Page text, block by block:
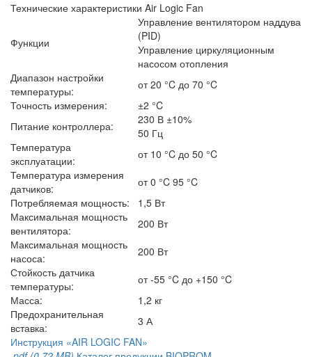
Технические характеристики Air Logic Fan
Функции
Управление вентилятором наддува
(PID)
Управление циркуляционным
насосом отопления
Диапазон настройки
температуры:
от 20 °C до 70 °C
Точность измерения:
±2 °C
Питание контроллера:
230 В ±10%
50 Гц
Температура
эксплуатации:
от 10 °C до 50 °C
Температура измерения
датчиков:
от 0 °C 95 °C
Потребляемая мощность:
1,5 Вт
Максимальная мощность
вентилятора:
200 Вт
Максимальная мощность
насоса:
200 Вт
Стойкость датчика
температуры:
от -55 °C до +150 °C
Масса:
1,2 кг
Предохранительная
вставка:
3 А
Инструкция «AIR LOGIC FAN»